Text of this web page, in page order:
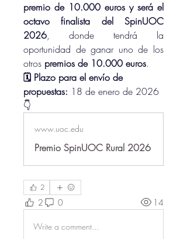
premio de 10.000 euros y será el
octavo finalista del SpinUOC
2026, donde tendrá la
oportunidad de ganar uno de los
otros premios de 10.000 euros.
🗓️ Plazo para el envío de
propuestas: 18 de enero de 2026
👇
www.uoc.edu
Premio SpinUOC Rural 2026
2
2 0 14
Write a comment...